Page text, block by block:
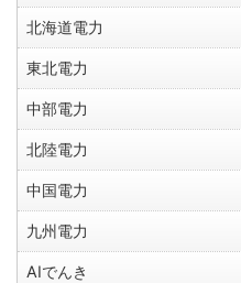
北海道電力
東北電力
中部電力
北陸電力
中国電力
九州電力
AIでんき